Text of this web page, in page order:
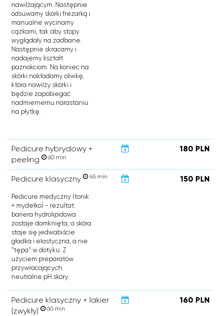
nawilżającym. Następnie
odsuwamy skórki frezarką i
manualne wycinamy
cążkami, tak aby stopy
wyglądały na zadbane.
Następnie skracamy i
nadajemy kształt
paznokciom. Na koniec na
skórki nakładamy oliwkę,
która nawilży skórki i
będzie zapobiegać
nadmiernemu narastaniu
na płytkę.
Pedicure hybrydowy +
peeling
60 min
180 PLN
Pedicure klasyczny 45 min 150 PLN
Pedicure medyczny (tonik
+ mydełko) - rezultat:
bariera hydrolipidowa
zostaje domknięta, a skóra
staje się jedwabiście
gładka i elastyczna, a nie
"tępa" w dotyku. Z
użyciem preparatów
przywracających
neutralne pH skóry.
Pedicure klasyczny + lakier
(zwykły)
60 min
160 PLN